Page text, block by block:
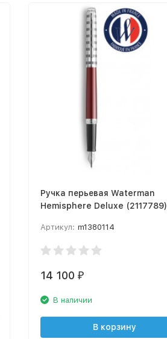
Ручка перьевая Waterman
Hemisphere Deluxe (2117789)
нержавеющая подар.кор.
Артикул: m1380114
14 100 ₽
В наличии
В корзину